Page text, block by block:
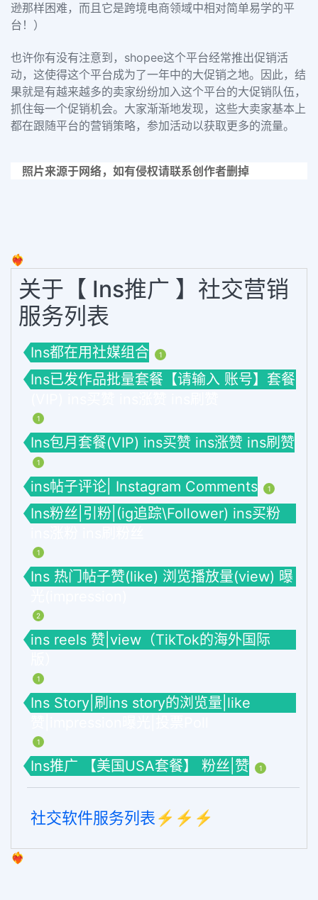
逊那样困难，而且它是跨境电商领域中相对简单易学的平
台！）
也许你有没有注意到，shopee这个平台经常推出促销活
动，这使得这个平台成为了一年中的大促销之地。因此，结
果就是有越来越多的卖家纷纷加入这个平台的大促销队伍，
抓住每一个促销机会。大家渐渐地发现，这些大卖家基本上
都在跟随平台的营销策略，参加活动以获取更多的流量。
照片来源于网络，如有侵权请联系创作者删掉
❤️‍🔥
关于【 Ins推广 】社交营销
服务列表
Ins都在用社媒组合 1
Ins已发作品批量套餐【请输入 账号】套餐
1
Ins包月套餐(VIP) ins买赞 ins涨赞 ins刷赞
1
ins帖子评论| Instagram Comments 1
Ins粉丝|引粉|(ig追踪\Follower) ins买粉
1
Ins 热门帖子赞(like) 浏览播放量(view) 曝
2
ins reels 赞|view（TikTok的海外国际
1
Ins Story|刷ins story的浏览量|like
1
Ins推广 【美国USA套餐】 粉丝|赞 1
社交软件服务列表⚡️⚡️⚡️
❤️‍🔥